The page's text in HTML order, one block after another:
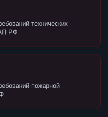
технических
РФ
пожарной